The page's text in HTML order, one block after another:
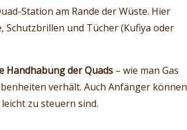
Station am Rande der Wüste. Hier
Schutzbrillen und Tücher (Kufiya oder
Handhabung der Quads – wie man Gas
verhält. Auch Anfänger können
zu steuern sind.